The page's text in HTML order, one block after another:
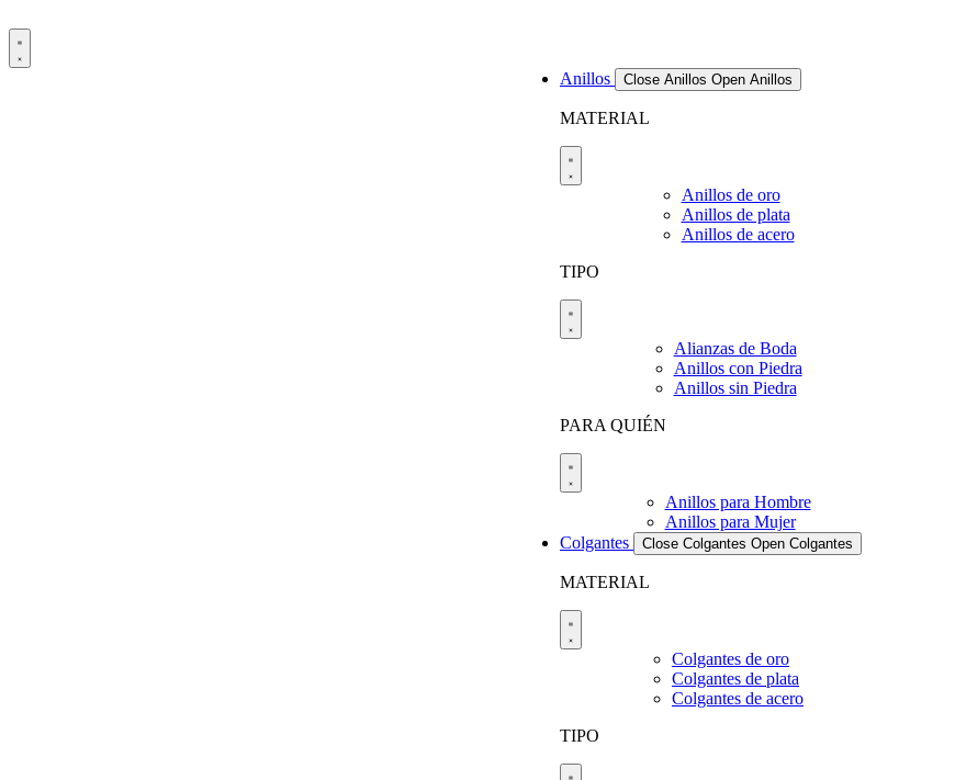
al
contenido
Anillos
Close Anillos Open Anillos
MATERIAL
Anillos de oro
Anillos de plata
Anillos de acero
TIPO
Alianzas de Boda
Anillos con Piedra
Anillos sin Piedra
PARA QUIÉN
Anillos para Hombre
Anillos para Mujer
Colgantes
Close Colgantes Open Colgantes
MATERIAL
Colgantes de oro
Colgantes de plata
Colgantes de acero
TIPO